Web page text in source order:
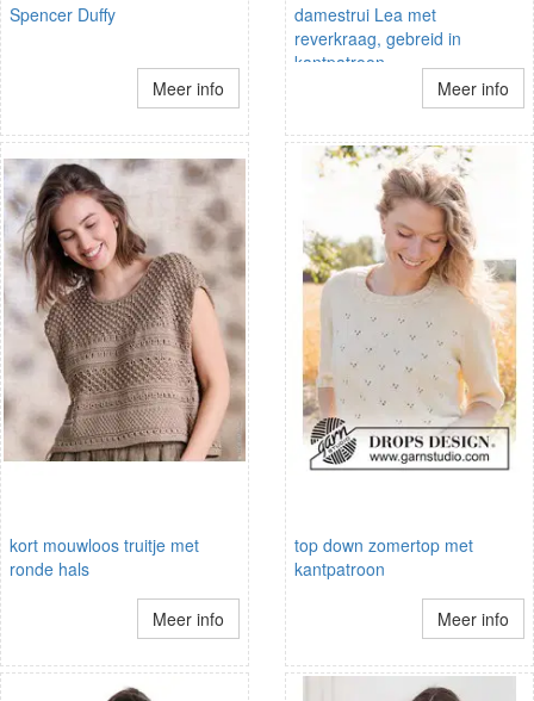
Spencer Duffy
Meer info
damestrui Lea met
reverkraag, gebreid in
kantpatroon
Meer info
kort mouwloos truitje met
ronde hals
Meer info
top down zomertop met
kantpatroon
Meer info